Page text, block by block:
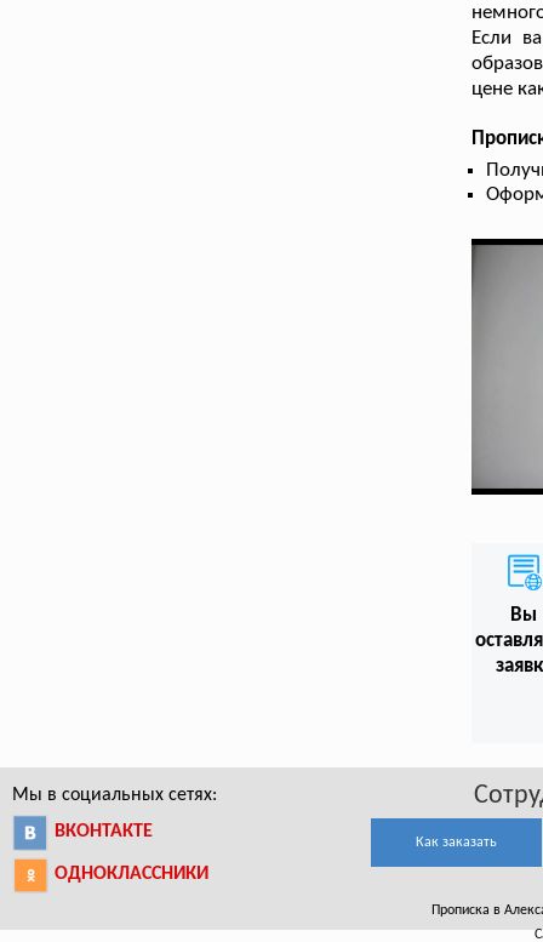
Если
цене
Вы
Мы в социальных сетях:
ВКОНТАКТЕ
ОДНОКЛАССНИКИ
Как заказать
Прописка в